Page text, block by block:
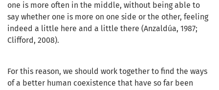
one is more often in the middle, without being able to
say whether one is more on one side or the other, feeling
indeed a little here and a little there (Anzaldúa, 1987;
Clifford, 2008).
For this reason, we should work together to find the ways
of a better human coexistence that have so far been